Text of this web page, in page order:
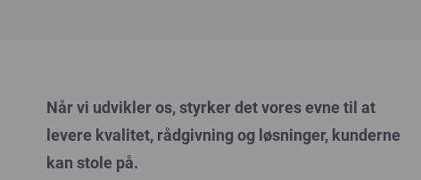
Når vi udvikler os, styrker det vores evne til at
levere kvalitet, rådgivning og løsninger, kunderne
kan stole på.